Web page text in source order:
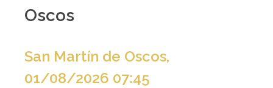
Oscos
San Martín de Oscos,
01/08/2026 07:45